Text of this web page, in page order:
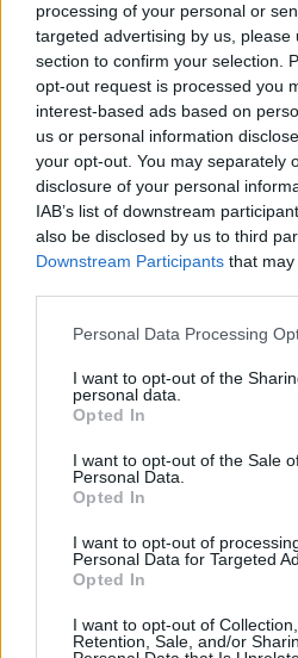
processing of your personal or
targeted advertising by us, please
section to confirm your selection.
opt-out request is processed you
interest-based ads based on
us or personal information
your opt-out. You may separately
disclosure of your personal
IAB’s list of downstream
also be disclosed by us to third
Downstream Participants that
Please note that this website/app
not limited to your visit or usage
grant or deny consent to Google
use your data for below specified
consent section.
Personal Data Processing
I want to opt-out of the
personal data.
Opted In
I want to opt-out of the Sale
Personal Data.
Opted In
I want to opt-out of
Personal Data for Targeted
Opted In
I want to opt-out of Collection,
Retention, Sale, and/or
«ΗΕΚΟ έχει μια μακρά
αθλημάτων και θεσμών, και
έχει γίνει σχεδόν
Δεν είναι τυχαίο ότι, τα
στηρίζουμε διαρκώς όλες
ομάδες ως Επίσημος
δεν θα μπορούσαμε να
μιας τόσο γενναίας
ΕΣΑΚΕ και του ΠΣΑΚ για
μεγάλης γιορτής της
του EKO ALL STAR GAME
είναι να ανταποδίδουμε
την εμπιστοσύνη που μας
ένας καλός τρόπος για να το
στηρίζοντας τις μεγάλες
είναι το «ευ αγωνίζεσθαι».
ξαναφέρουμε τον κόσμο στα
παρακολουθήσουν τα παιδιά
αθλητισμού μας, χωρίς
φανατισμό. Θέλουμε να
μεγάλες στιγμές από τους